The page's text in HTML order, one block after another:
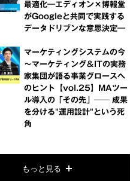
最適化―エディオン×博報堂
がGoogleと共同で実践する
データドリブンな意思決定―
マーケティングシステムの今
～マーケティング＆ITの実務
家集団が語る事業グロースへ
のヒント【vol.25】MAツー
ル導入の「その先」── 成果
を分ける"運用設計"という死
角
もっと見る